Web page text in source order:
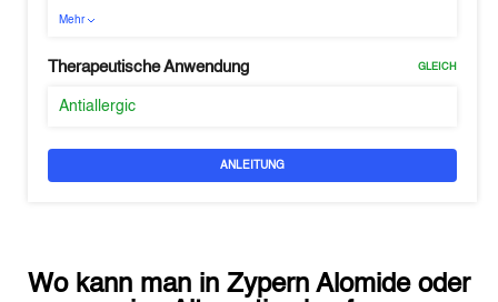
Mehr
Therapeutische Anwendung GLEICH
Antiallergic
ANLEITUNG
Wo kann man in Zypern Alomideoder